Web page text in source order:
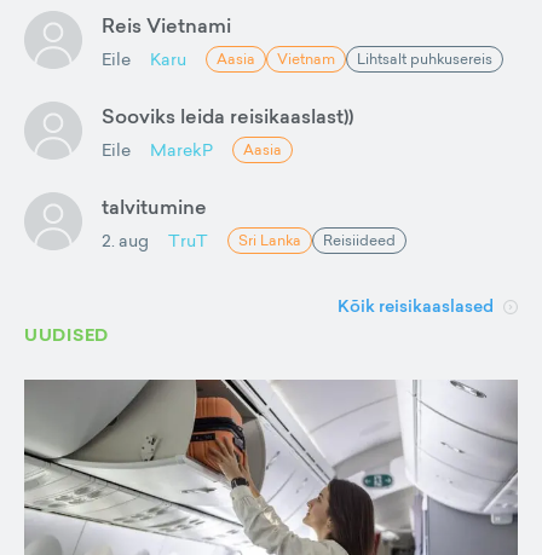
Reis Vietnami
Eile Karu Aasia Vietnam Lihtsalt puhkusereis
Sooviks leida reisikaaslast))
Eile MarekP Aasia
talvitumine
2. aug TruT Sri Lanka Reisiideed
Kõik reisikaaslased
UUDISED